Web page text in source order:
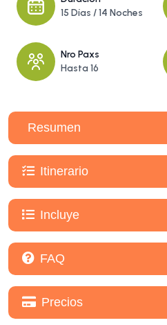
15 Días / 14 Noches
Nro Paxs
Hasta 16
Resumen
Itinerario
Incluye
FAQ
Precios